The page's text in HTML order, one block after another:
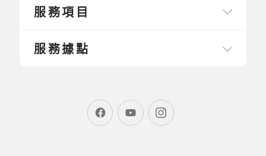
服務項目
服務據點